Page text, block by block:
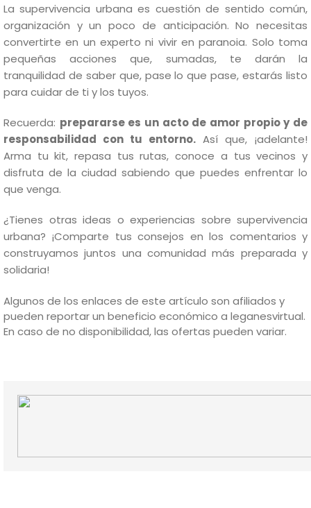
La supervivencia urbana es cuestión de sentido común,
organización y un poco de anticipación. No necesitas
convertirte en un experto ni vivir en paranoia. Solo toma
pequeñas acciones que, sumadas, te darán la
tranquilidad de saber que, pase lo que pase, estarás listo
para cuidar de ti y los tuyos.
Recuerda: prepararse es un acto de amor propio y de
responsabilidad con tu entorno. Así que, ¡adelante!
Arma tu kit, repasa tus rutas, conoce a tus vecinos y
disfruta de la ciudad sabiendo que puedes enfrentar lo
que venga.
¿Tienes otras ideas o experiencias sobre supervivencia
urbana? ¡Comparte tus consejos en los comentarios y
construyamos juntos una comunidad más preparada y
solidaria!
Algunos de los enlaces de este artículo son afiliados y
pueden reportar un beneficio económico a leganesvirtual.
En caso de no disponibilidad, las ofertas pueden variar.